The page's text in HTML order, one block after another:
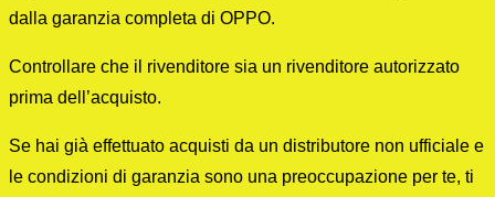
dalla garanzia completa di OPPO.
Controllare che il rivenditore sia un rivenditore autorizzato
prima dell’acquisto.
Se hai già effettuato acquisti da un distributore non ufficiale e
le condizioni di garanzia sono una preoccupazione per te, ti